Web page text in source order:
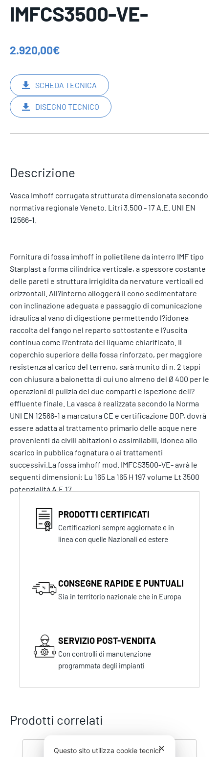
IMFCS3500-VE-
2.920,00€
SCHEDA TECNICA
DISEGNO TECNICO
Descrizione
Vasca Imhoff corrugata strutturata dimensionata secondo
normativa regionale Veneto. Litri 3.500 - 17 A.E. UNI EN
12566-1.
Fornitura di fossa imhoff in polietilene da interro IMF tipo
Starplast a forma cilindrica verticale, a spessore costante
delle pareti e struttura irrigidita da nervature verticali ed
orizzontali. All?interno alloggerà il cono sedimentatore
con inclinazione adeguata e passaggio di comunicazione
idraulica al vano di digestione permettendo l?idonea
raccolta del fango nel reparto sottostante e l?uscita
continua come l?entrata del liquame chiarificato. Il
coperchio superiore della fossa rinforzato, per maggiore
resistenza al carico del terreno, sarà munito di n. 2 tappi
con chiusura a baionetta di cui uno almeno del Ø 400 per le
operazioni di pulizia dei due comparti e ispezione dell?
effluente finale. La vasca è realizzata secondo la Norma
UNI EN 12566-1 a marcatura CE e certificazione DOP, dovrà
essere adatta al trattamento primario delle acque nere
provenienti da civili abitazioni o assimilabili, idonea allo
scarico in pubblica fognatura o ai trattamenti
successivi.La fossa imhoff mod. IMFCS3500-VE- avrà le
seguenti dimensioni: Lu 165 La 165 H 197 volume Lt 3500
potenzialità A.E 17
PRODOTTI CERTIFICATI
Certificazioni sempre aggiornate e in
linea con quelle Nazionali ed estere
CONSEGNE RAPIDE E PUNTUALI
Sia in territorio nazionale che in Europa
SERVIZIO POST-VENDITA
Con controlli di manutenzione
programmata degli impianti
Prodotti correlati
✕
Questo sito utilizza cookie tecnici